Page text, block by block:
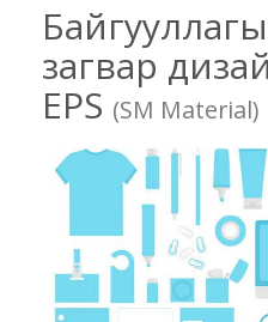
загвар
EPS (SM Material)